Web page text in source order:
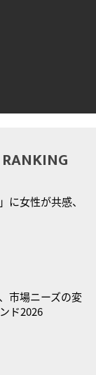
に女性が共感、
市場ニーズの変
ド2026